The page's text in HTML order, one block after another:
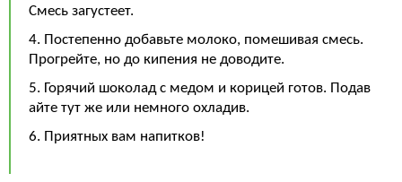
Смесь загустеет.
4. Постепенно добавьте молоко, помешивая смесь.
Прогрейте, но до кипения не доводите.
5. Горячий шоколад с медом и корицей готов. Подав
айте тут же или немного охладив.
6. Приятных вам напитков!